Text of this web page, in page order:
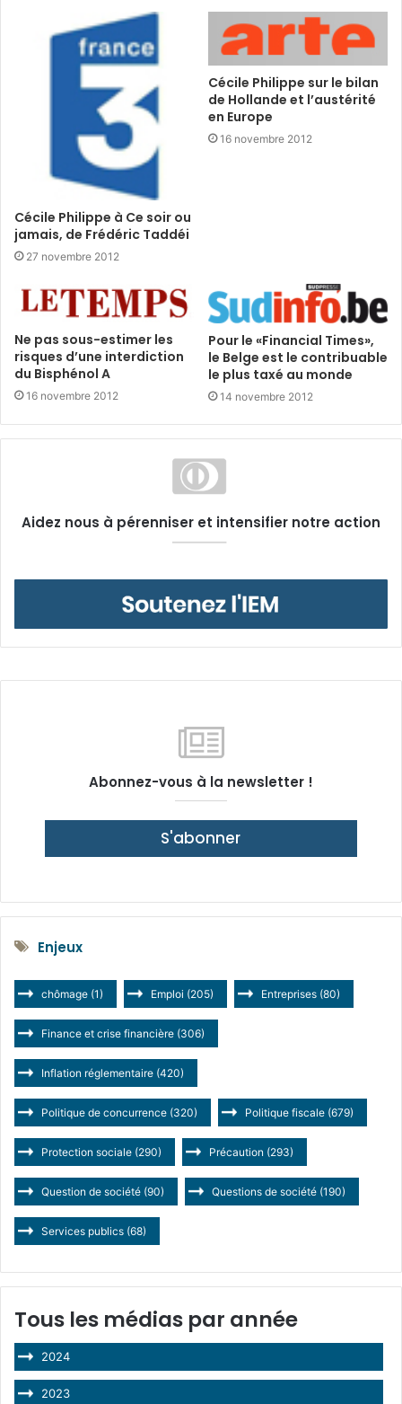
Cécile Philippe à Ce soir ou
jamais, de Frédéric Taddéi
27 novembre 2012
Cécile Philippe sur le bilan
de Hollande et l’austérité
en Europe
16 novembre 2012
Ne pas sous-estimer les
risques d’une interdiction
du Bisphénol A
16 novembre 2012
Pour le «Financial Times»,
le Belge est le contribuable
le plus taxé au monde
14 novembre 2012
Aidez nous à pérenniser et intensifier notre action
Abonnez-vous à la newsletter !
S'abonner
Enjeux
chômage (1) Emploi (205) Entreprises (80)
Finance et crise financière (306)
Inflation réglementaire (420)
Politique de concurrence (320) Politique fiscale (679)
Protection sociale (290) Précaution (293)
Question de société (90) Questions de société (190)
Services publics (68)
Tous les médias par année
2024
2023